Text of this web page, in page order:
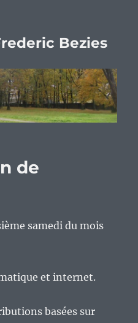
Bezies
de
samedi du mois
et internet.
basées sur